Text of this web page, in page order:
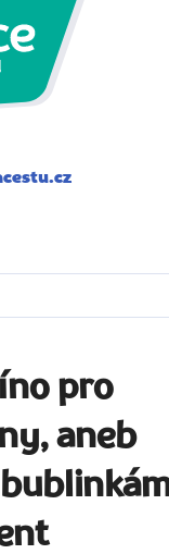
pro
aneb